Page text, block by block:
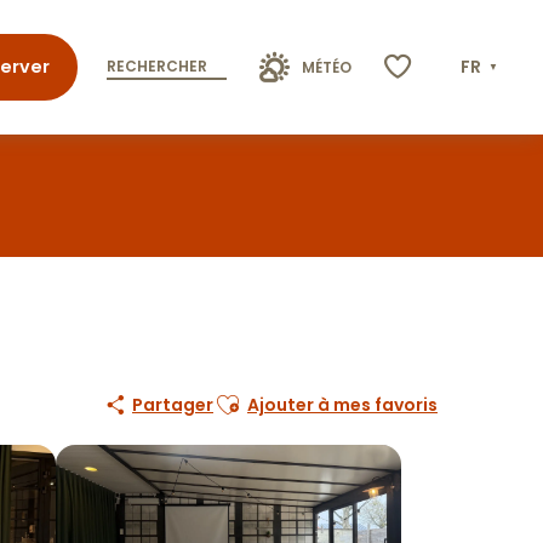
RECHERCHER MÉTÉO FR
PartagerAjouter aux favoris
Ajouter à mes favoris